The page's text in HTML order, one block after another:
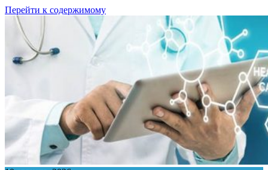
Перейти к содержимому